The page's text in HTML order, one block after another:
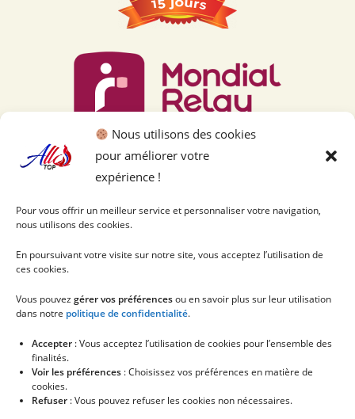
Nous utilisons des cookies
pour améliorer votre
expérience !
Pour vous offrir un meilleur service et personnaliser votre navigation,
nous utilisons des cookies.
En poursuivant votre visite sur notre site, vous acceptez l’utilisation de
ces cookies.
Vous pouvezgérer vos préférencesou en savoir plus sur leur utilisation
dans notre politique de confidentialité.
Accepter : Vous acceptez l’utilisation de cookies pour l’ensemble des
finalités.
Voir les préférences : Choisissez vos préférences en matière de
cookies.
Refuser : Vous pouvez refuser les cookies non nécessaires.